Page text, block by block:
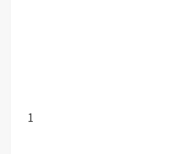
1